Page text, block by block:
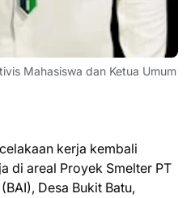
Mahasiswa dan Ketua Umum
kerja kembali
di areal Proyek Smelter PT
Desa Bukit Batu,